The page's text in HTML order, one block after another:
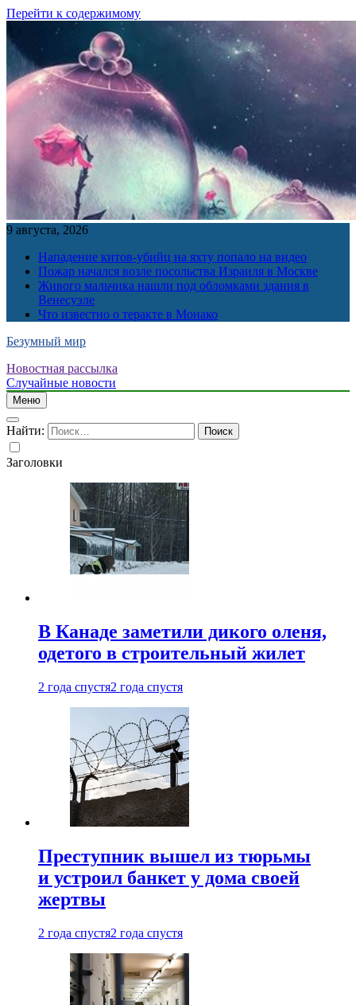
Перейти к содержимому
9 августа, 2026
Нападение китов-убийц на яхту попало на видео
Пожар начался возле посольства Израиля в Москве
Живого мальчика нашли под обломками здания в
Венесуэле
Что известно о теракте в Монако
Безумный мир
Новостная рассылка
Случайные новости
Меню
Найти:
Заголовки
В Канаде заметили дикого оленя,
одетого в строительный жилет
2 года спустя2 года спустя
Преступник вышел из тюрьмы
и устроил банкет у дома своей
жертвы
2 года спустя2 года спустя